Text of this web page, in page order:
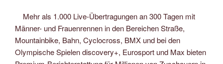
Mehr als 1.000 Live-Übertragungen an 300 Tagen mit
Männer- und Frauenrennen in den Bereichen Straße,
Mountainbike, Bahn, Cyclocross, BMX und bei den
Olympische Spielen discovery+, Eurosport und Max bieten